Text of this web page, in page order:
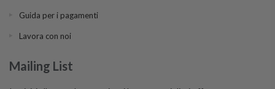
Guida per i pagamenti
Lavora con noi
Mailing List